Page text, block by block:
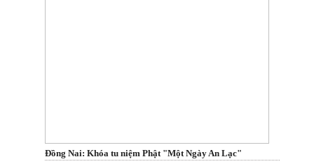
Đồng Nai: Khóa tu niệm Phật "Một Ngày An Lạc"